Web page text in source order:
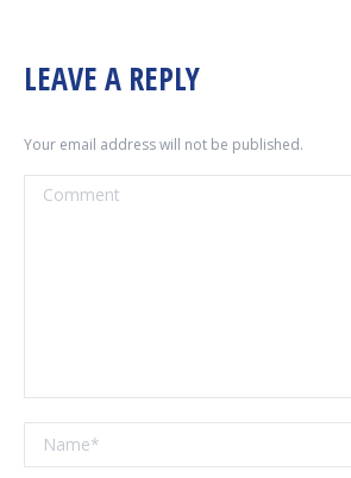
LEAVE A REPLY
Your email address will not be published.
Comment
Name *